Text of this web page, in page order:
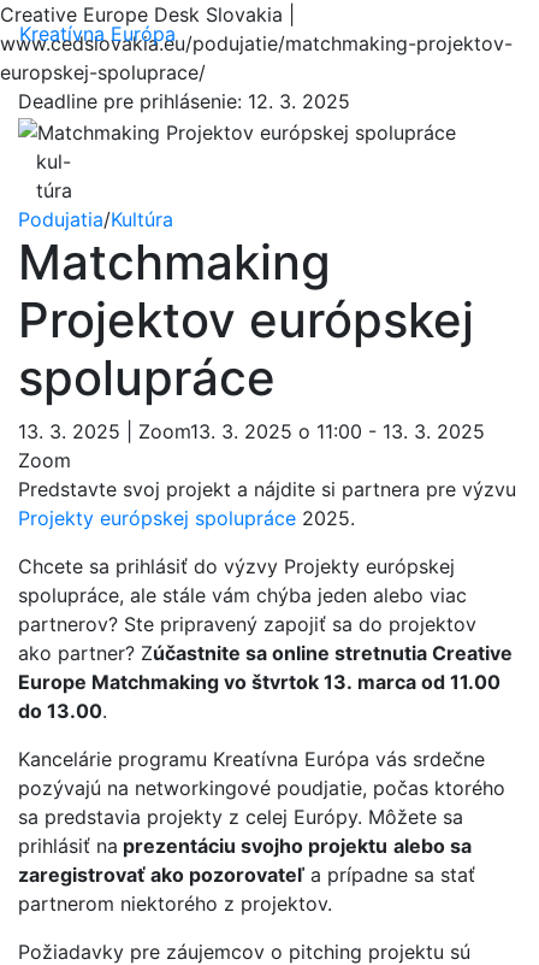
Creative Europe Desk Slovakia |
www.cedslovakia.eu/podujatie/matchmaking-projektov-
europskej-spoluprace/
Kreatívna Európa
Deadline pre prihlásenie: 12. 3. 2025
kul-
túra
Podujatia/Kultúra
Matchmaking
Projektov európskej
spolupráce
13. 3. 2025 | Zoom13. 3. 2025 o 11:00 - 13. 3. 2025
Zoom
Predstavte svoj projekt a nájdite si partnera pre výzvu
Projekty európskej spolupráce 2025.
Chcete sa prihlásiť do výzvy Projekty európskej
spolupráce, ale stále vám chýba jeden alebo viac
partnerov? Ste pripravený zapojiť sa do projektov
ako partner? Zúčastnite sa online stretnutia Creative
Europe Matchmaking vo štvrtok 13. marca od 11.00
do 13.00.
Kancelárie programu Kreatívna Európa vás srdečne
pozývajú na networkingové poudjatie, počas ktorého
sa predstavia projekty z celej Európy. Môžete sa
prihlásiť na prezentáciu svojho projektu alebo sa
zaregistrovať ako pozorovateľ a prípadne sa stať
partnerom niektorého z projektov.
Požiadavky pre záujemcov o pitching projektu sú